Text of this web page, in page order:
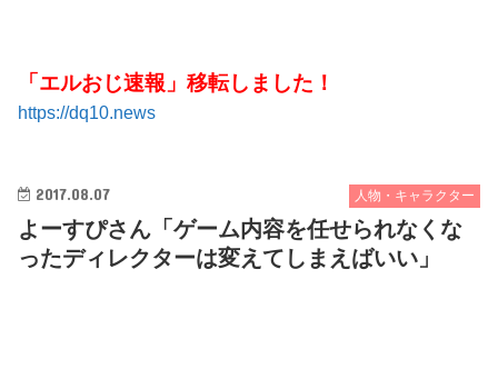
「エルおじ速報」移転しました！
https://dq10.news
人物・キャラクター
2017.08.07
よーすぴさん「ゲーム内容を任せられなくな
ったディレクターは変えてしまえばいい」